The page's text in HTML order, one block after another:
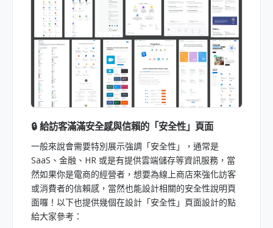
🔒 給訪客滿滿安全感與信賴的「安全性」頁面
一般來說會需要特別展示強調「安全性」，通常是
SaaS、金融、HR 或是有提供雲端儲存等資訊服務，當
然如果你是電商的經營者，想要為線上商店來強化訪客
或消費者的信賴感，當然也能設計相關的安全性說明頁
面囉！以下也提供幾個在設計「安全性」頁面設計的點
給大家參考：